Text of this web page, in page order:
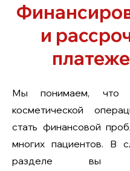
и
Мы понимаем, что
косметической
стать финансовой
многих пациентов. В
разделе вы